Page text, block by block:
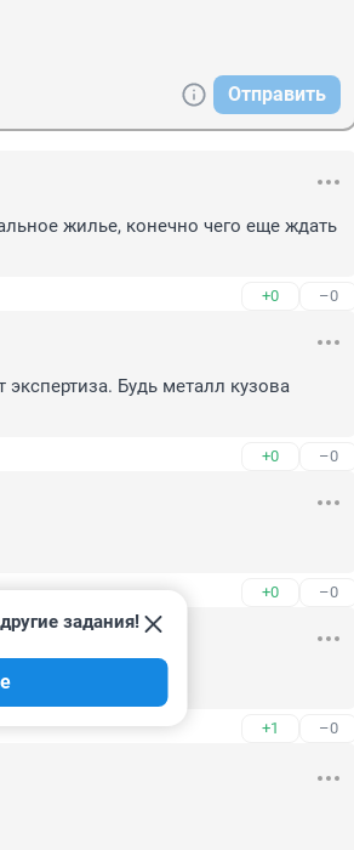
Отправить
жилье, конечно чего еще ждать
+0 –0
Будь металл кузова
+0 –0
+0 –0
+1 –0
задания!